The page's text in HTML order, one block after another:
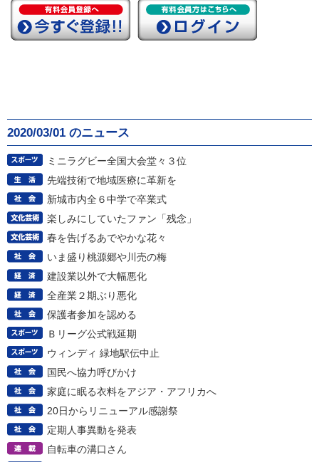
2020/03/01 のニュース
ミニラグビー全国大会堂々３位
先端技術で地域医療に革新を
新城市内全６中学で卒業式
楽しみにしていたファン「残念」
春を告げるあでやかな花々
いま盛り桃源郷や川売の梅
建設業以外で大幅悪化
全産業２期ぶり悪化
保護者参加を認める
Ｂリーグ公式戦延期
ウィンディ 緑地駅伝中止
国民へ協力呼びかけ
家庭に眠る衣料をアジア・アフリカへ
20日からリニューアル感謝祭
定期人事異動を発表
自転車の溝口さん